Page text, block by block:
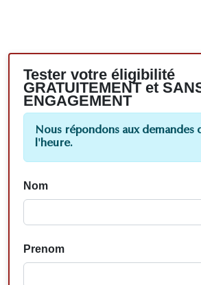
Tester votre éligibilité
GRATUITEMENT et
ENGAGEMENT
Nous répondons aux demandes
l'heure.
Nom
Prenom